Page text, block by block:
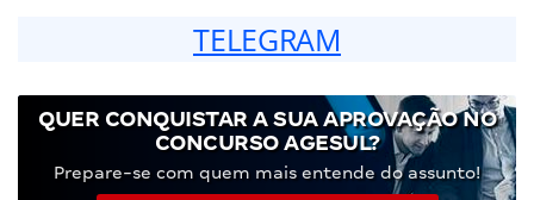
TELEGRAM
QUER CONQUISTAR A SUA APROVAÇÃO NO
CONCURSO AGESUL?
Prepare-se com quem mais entende do assunto!